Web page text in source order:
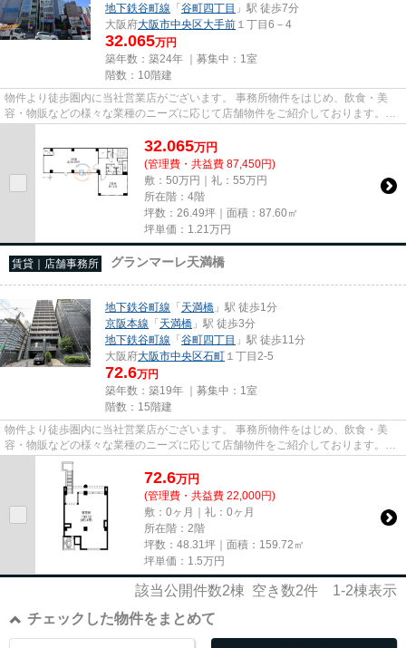
地下鉄谷町線 「谷町四丁目 」駅 徒歩7分
大阪府大阪市中央区大手前 １丁目6－4
32.065万円
築年数：築24年 ｜募集中： 1室
階数：10階建
物件より徒歩圏内に当社営業店がございます。 事務所物件をはじめ、飲食・美
容・物販などの様々な業種のニーズに応じて店舗物件をご紹介しております。
尚、弊社ではおとり広告は一切...
32.065万円
(管理費・共益費 87,450円)
敷：50万円｜礼：55万円
所在階：4階
坪数：26.49坪｜面積：87.60㎡
坪単価： 1.21 万円
賃貸｜店舗事務所 グランマーレ天満橋
地下鉄谷町線 「天満橋 」駅 徒歩1分
京阪本線 「天満橋 」駅 徒歩3分
地下鉄谷町線 「谷町四丁目 」駅 徒歩11分
大阪府大阪市中央区石町 １丁目2-5
72.6万円
築年数：築19年 ｜募集中： 1室
階数：15階建
物件より徒歩圏内に当社営業店がございます。 事務所物件をはじめ、飲食・美
容・物販などの様々な業種のニーズに応じて店舗物件をご紹介しております。
尚、弊社ではおとり広告は一切...
72.6万円
(管理費・共益費 22,000円)
敷：0ヶ月｜礼：0ヶ月
所在階：2階
坪数：48.31坪｜面積：159.72㎡
坪単価： 1.5万円
該当公開件数2棟 空き数2件 1-2棟表示
チェックした物件をまとめて